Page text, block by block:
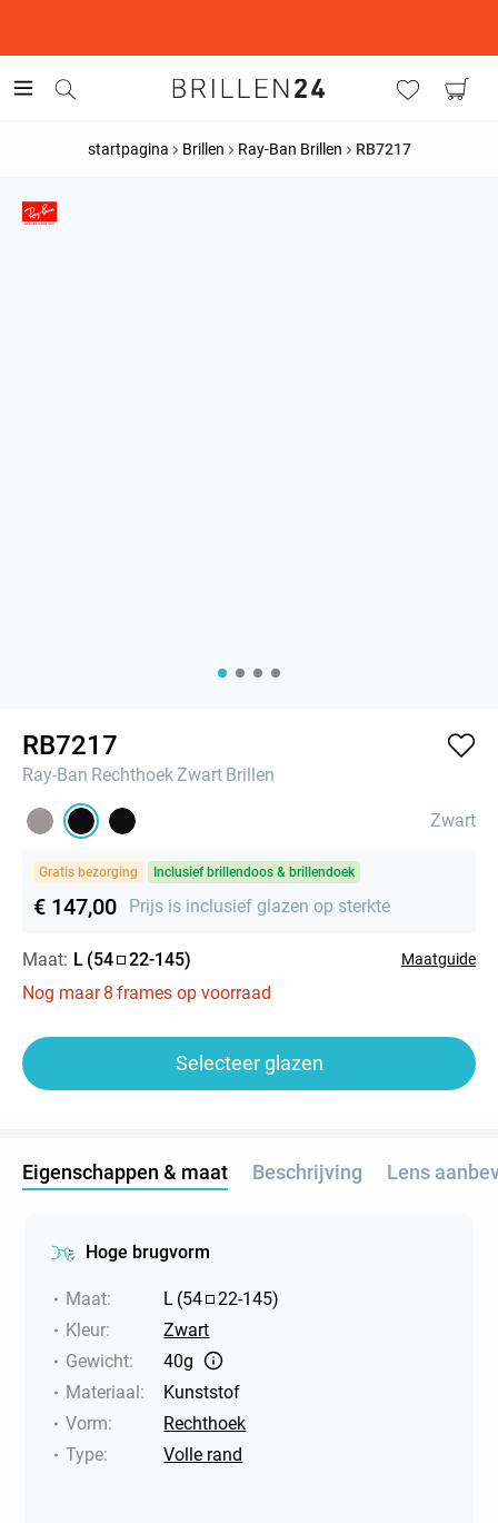
startpagina Brillen Ray-Ban Brillen RB7217
RB7217
Ray-Ban RechthoekZwart Brillen
Zwart
Gratis bezorging Inclusief brillendoos & brillendoek
€ 147,00 Prijs is inclusief glazen op sterkte
Maat: L (54 22-145) Maatguide
Nog maar 8 frames op voorraad
Selecteer glazen
Eigenschappen & maat Beschrijving Lens
Hoge brugvorm
Maat: L (54 22-145)
Kleur:
Zwart
Gewicht:
40g
Materiaal:
Kunststof
Vorm:
Rechthoek
Type: Volle rand